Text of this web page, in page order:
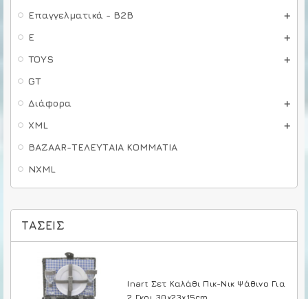
Επαγγελματικά - B2B
E
TOYS
GT
Διάφορα
XML
BAZAAR-ΤΕΛΕΥΤΑΙΑ ΚΟΜΜΑΤΙΑ
NXML
ΤΆΣΕΙΣ
Inart Σετ Καλάθι Πικ-Νικ Ψάθινο Για